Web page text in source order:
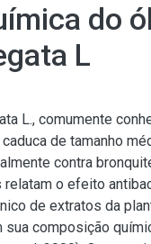
do
L
L., comumente
de tamanho
contra
o efeito
de extratos da
sua composição